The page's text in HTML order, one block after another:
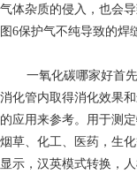
气体杂质的侵入，也会
图6保护气不纯导致的焊
一氧化碳哪家好首
消化管内取得消化效果
的应用来参考。用于测
烟草、化工、医药，生
显示，汉英模式转换，